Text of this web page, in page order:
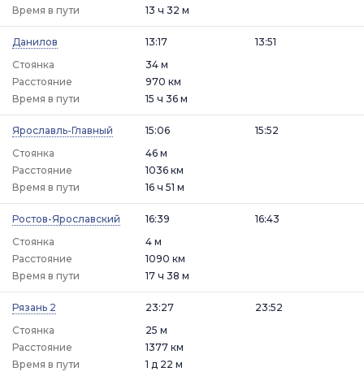
Время в пути
13 ч 32 м
Данилов
13:17
Стоянка
34 м
13:51
Расстояние
970 км
Время в пути
15 ч 36 м
Ярославль-Главный
15:06
Стоянка
46 м
15:52
Расстояние
1036 км
Время в пути
16 ч 51 м
Ростов-Ярославский
16:39
Стоянка
4 м
16:43
Расстояние
1090 км
Время в пути
17 ч 38 м
Рязань 2
23:27
Стоянка
25 м
23:52
Расстояние
1377 км
Время в пути
1 д 22 м